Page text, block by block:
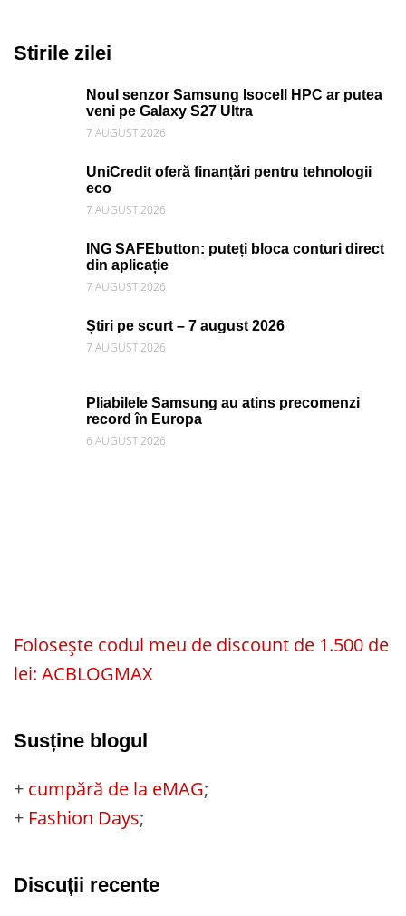
Stirile zilei
Noul senzor Samsung Isocell HPC ar putea
veni pe Galaxy S27 Ultra
7 AUGUST 2026
UniCredit oferă finanțări pentru tehnologii
eco
7 AUGUST 2026
ING SAFEbutton: puteți bloca conturi direct
din aplicație
7 AUGUST 2026
Știri pe scurt – 7 august 2026
7 AUGUST 2026
Pliabilele Samsung au atins precomenzi
record în Europa
6 AUGUST 2026
Folosește codul meu de discount de 1.500 de
lei: ACBLOGMAX
Susține blogul
+ cumpără de la eMAG;
+ Fashion Days;
Discuții recente